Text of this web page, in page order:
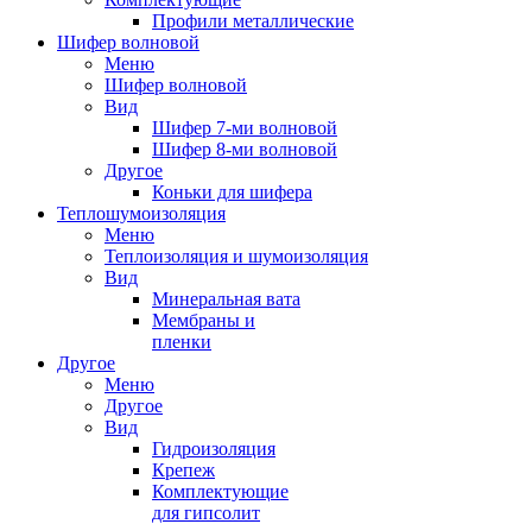
Профили металлические
Шифер волновой
Меню
Шифер волновой
Вид
Шифер 7-ми волновой
Шифер 8-ми волновой
Другое
Коньки для шифера
Теплошумоизоляция
Меню
Теплоизоляция и шумоизоляция
Вид
Минеральная вата
Мембраны и
пленки
Другое
Меню
Другое
Вид
Гидроизоляция
Крепеж
Комплектующие
для гипсолит